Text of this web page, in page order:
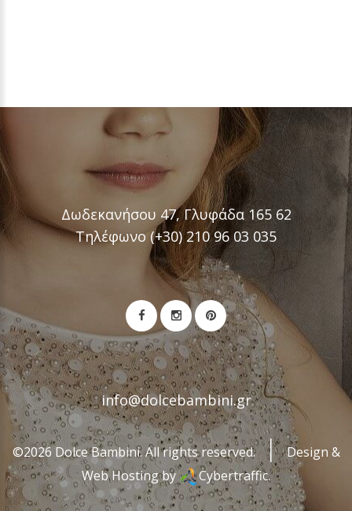
Δωδεκανήσου 47, Γλυφάδα 165 62
Τηλέφωνο (+30) 210 96 03 035
info@dolcebambini.gr
©2026 Dolce Bambini. All rights reserved.
Design &
Web Hosting by
Cybertraffic.